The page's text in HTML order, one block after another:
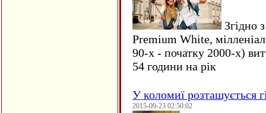
Згідно
Premium White,
90-х - початку 2000-х)
54 години на рік
У коломиї розташується
2015-09-23 02:50:02